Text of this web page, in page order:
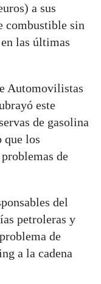
a sus
combustible sin
las últimas
Automovilistas
este
de gasolina
que los
de
del
petroleras y
de
a la cadena